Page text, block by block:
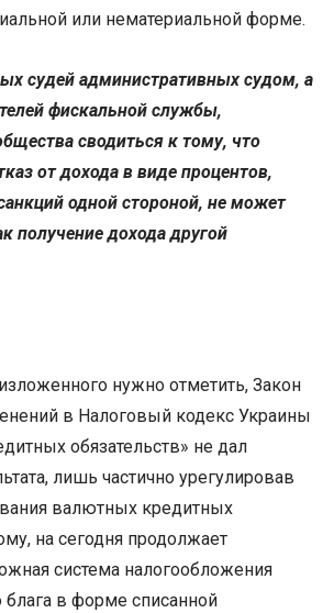
или нематериальной форме.
судей административных судом, а
фискальной службы,
сводиться к тому, что
от дохода в виде процентов,
одной стороной, не может
получение дохода другой
нужно отметить, Закон
в Налоговый кодекс Украины
обязательств» не дал
лишь частично урегулировав
валютных кредитных
на сегодня продолжает
система налогообложения
блага в форме списанной